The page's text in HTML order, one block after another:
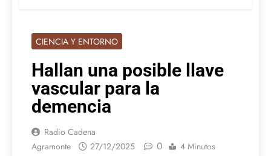
CIENCIA Y ENTORNO
Hallan una posible llave
vascular para la
demencia
Radio Cadena
Agramonte
27/12/2025 0 4 Minutos